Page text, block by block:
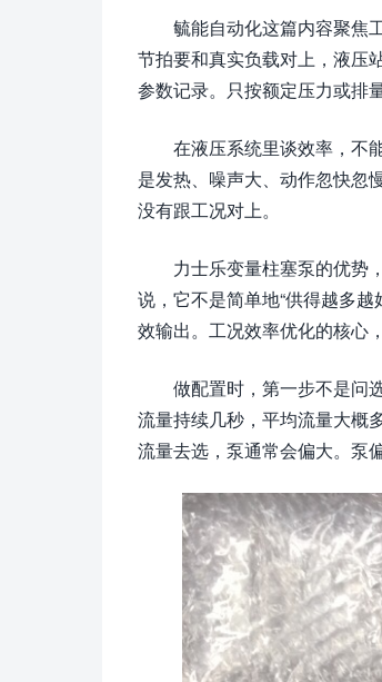
毓能自动化这篇内容聚焦
节拍要和真实负载对上，液压
参数记录。只按额定压力或排
在液压系统里谈效率，不
是发热、噪声大、动作忽快忽
没有跟工况对上。
力士乐变量柱塞泵的优势
说，它不是简单地“供得越多
效输出。工况效率优化的核心
做配置时，第一步不是问
流量持续几秒，平均流量大概
流量去选，泵通常会偏大。泵